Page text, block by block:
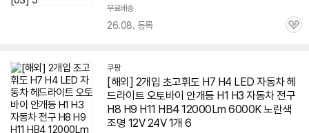
무료배송
26.08. 등록
관
쿠팡
[해외] 2개입 초고휘도 H7 H4 LED 자동차 헤
드라이트 오토바이 안개등 H1 H3 자동차 전구
H8 H9 H11 HB4 12000Lm 6000K 노란색
조명 12V 24V 1개 6